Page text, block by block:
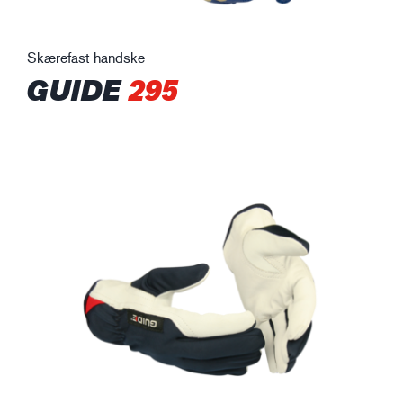
Skærefast handske
GUIDE295